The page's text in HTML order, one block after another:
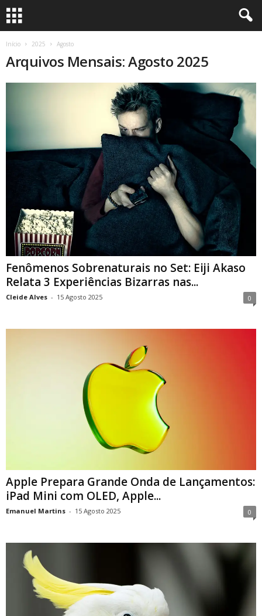
Início 2025 Agosto
Arquivos Mensais: Agosto 2025
Fenômenos Sobrenaturais no Set: Eiji Akaso
Relata 3 Experiências Bizarras nas...
Cleide Alves - 15 Agosto 2025 0
Apple Prepara Grande Onda de Lançamentos:
iPad Mini com OLED, Apple...
Emanuel Martins - 15 Agosto 2025 0